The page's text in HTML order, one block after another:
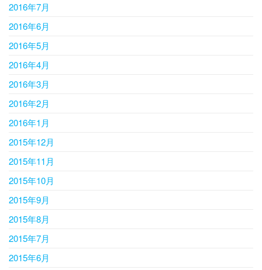
2016年7月
2016年6月
2016年5月
2016年4月
2016年3月
2016年2月
2016年1月
2015年12月
2015年11月
2015年10月
2015年9月
2015年8月
2015年7月
2015年6月